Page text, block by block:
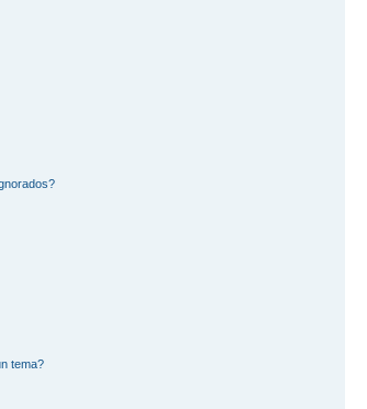
tema?